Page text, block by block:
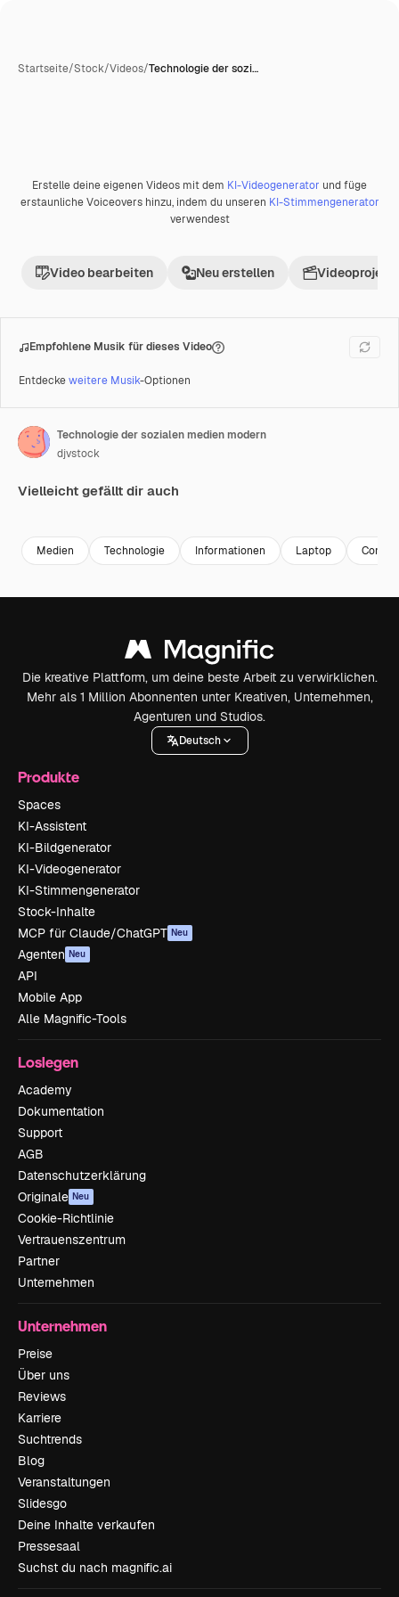
Startseite/Stock/Videos/Technologie der sozi…
Premium
Erstelle deine eigenen Videos mit dem KI-Videogenerator und füge
erstaunliche Voiceovers hinzu, indem du unseren KI-Stimmengenerator
verwendest
Video bearbeiten Neu erstellen Videoprojekt
Empfohlene Musik für dieses Video
Entdeckeweitere Musik-Optionen
Technologie der sozialen medien modern
djvstock
Vielleicht gefällt dir auch
Medien Technologie Informationen Laptop
Die kreative Plattform, um deine beste Arbeit zu verwirklichen.
Mehr als 1 Million Abonnenten unter Kreativen, Unternehmen,
Agenturen und Studios.
Deutsch
Produkte
Spaces
KI-Assistent
KI-Bildgenerator
KI-Videogenerator
KI-Stimmengenerator
Stock-Inhalte
MCP für Claude/ChatGPT Neu
Agenten Neu
API
Mobile App
Alle Magnific-Tools
Loslegen
Academy
Dokumentation
Support
AGB
Datenschutzerklärung
Originale Neu
Cookie-Richtlinie
Vertrauenszentrum
Partner
Unternehmen
Unternehmen
Preise
Über uns
Reviews
Karriere
Suchtrends
Blog
Veranstaltungen
Slidesgo
Deine Inhalte verkaufen
Pressesaal
Suchst du nach magnific.ai